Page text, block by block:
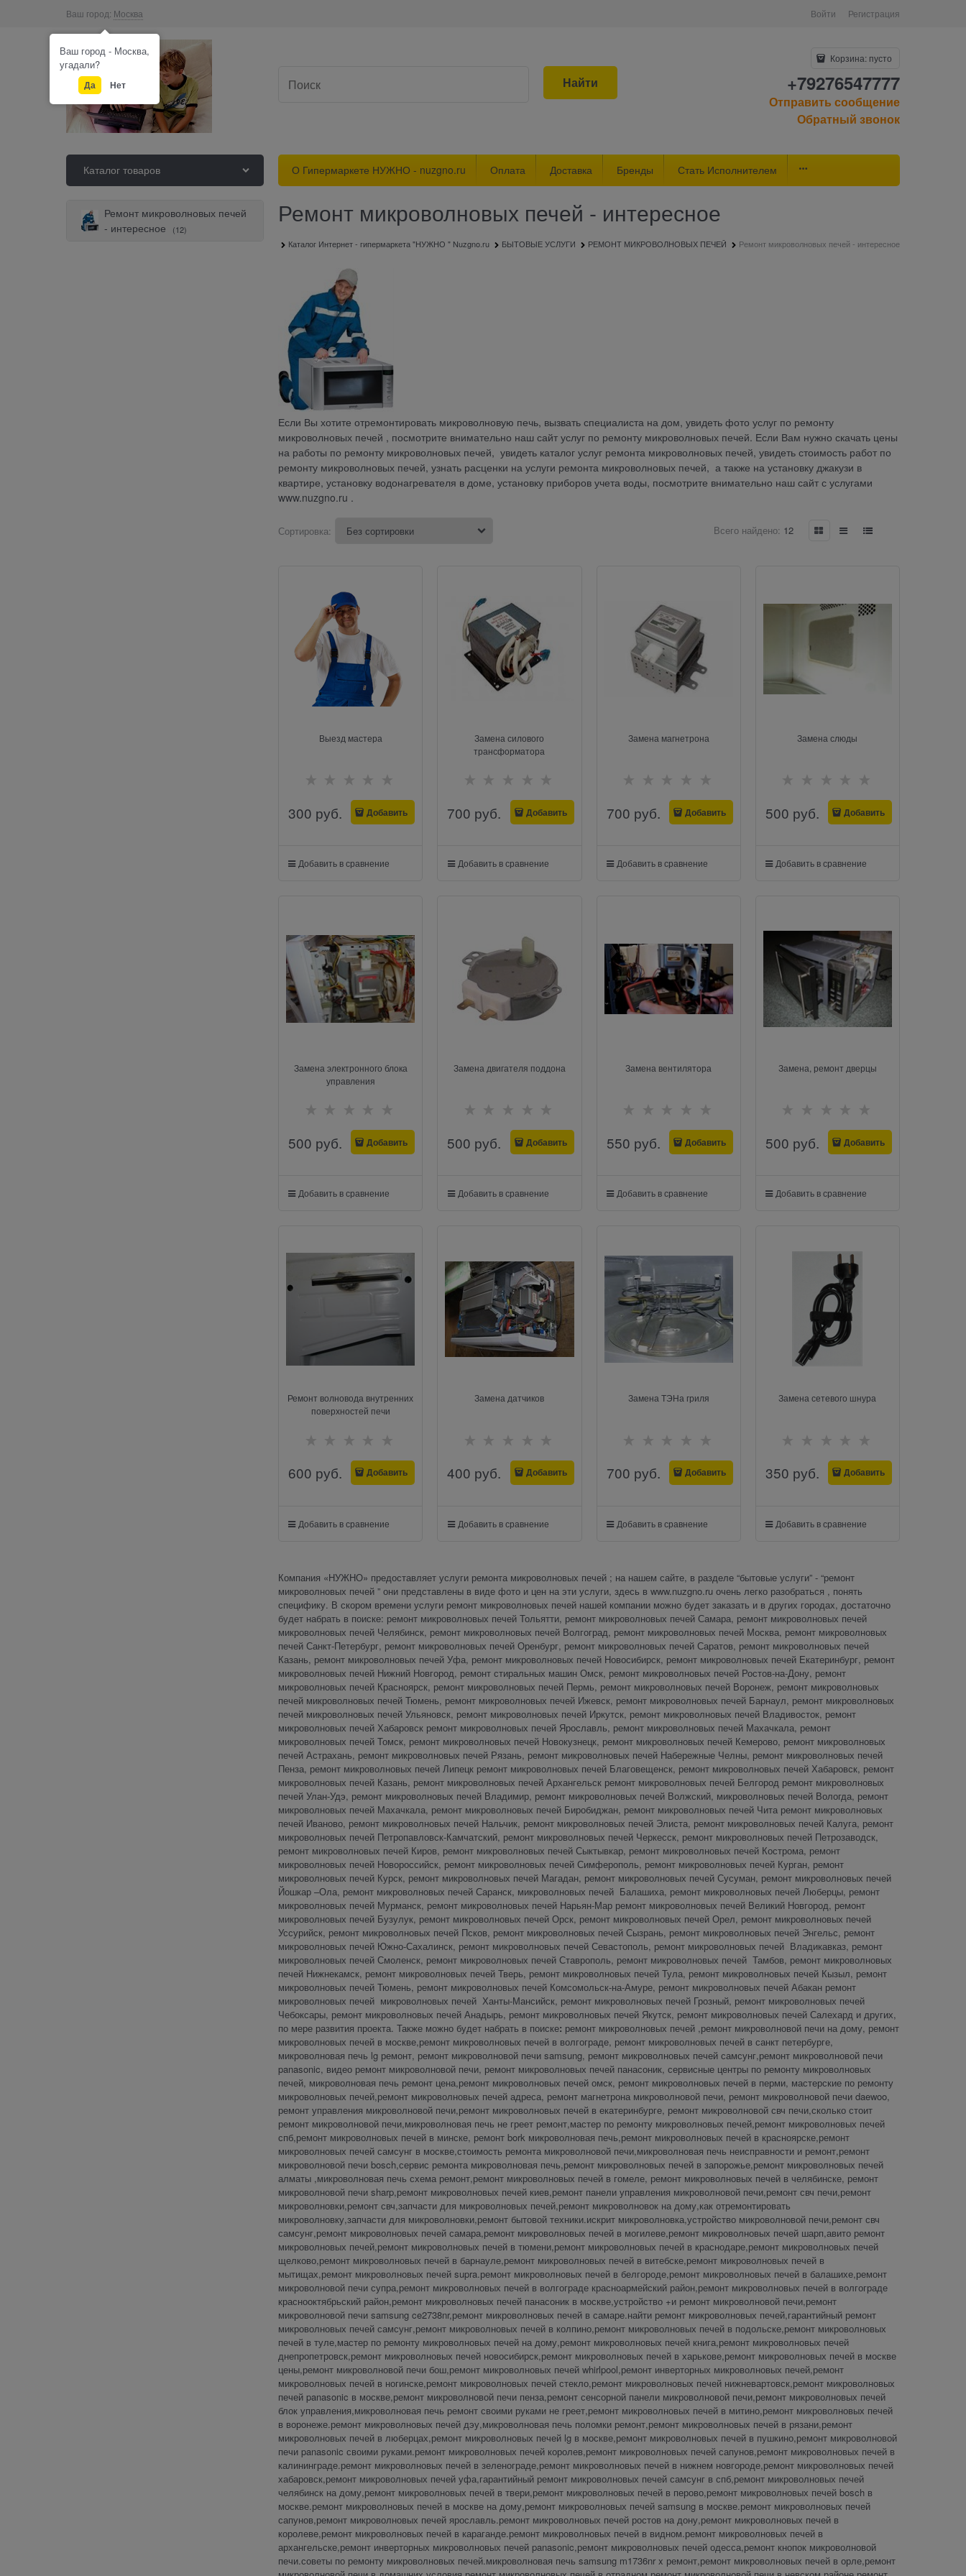
Ваш город: Москва Войти Регистрация
Найти
Корзина: пусто
+79276547777
Отправить сообщение
Обратный звонок
Каталог товаров О Гипермаркете НУЖНО - nuzgno.ru Оплата Доставка Бренды Стать Исполнителем
Ремонт микроволновых печей
- интересное
(12)
Ремонт микроволновых печей - интересное
Каталог Интернет - гипермаркета "НУЖНО " Nuzgno.ru БЫТОВЫЕ УСЛУГИ РЕМОНТ МИКРОВОЛНОВЫХ ПЕЧЕЙ Ремонт микроволновых печей - интересное
Если Вы хотите отремонтировать микроволновую печь, вызвать специалиста на дом, увидеть фото услуг по ремонту
микроволновых печей , посмотрите внимательно наш сайт услуг по ремонту микроволновых печей. Если Вам нужно скачать цены
на работы по ремонту микроволновых печей, увидеть каталог услуг ремонта микроволновых печей, увидеть стоимость работ по
ремонту микроволновых печей, узнать расценки на услуги ремонта микроволновых печей, а также на установку джакузи в
квартире, установку водонагревателя в доме, установку приборов учета воды, посмотрите внимательно наш сайт с услугами
www.nuzgno.ru .
Сортировка: Всего найдено: 12
Выезд мастера
300 руб. Добавить
Добавить в сравнение
Замена силового
трансформатора
700 руб. Добавить
Добавить в сравнение
Замена магнетрона
700 руб. Добавить
Добавить в сравнение
Замена слюды
500 руб. Добавить
Добавить в сравнение
Замена электронного блока
управления
500 руб. Добавить
Добавить в сравнение
Замена двигателя поддона
500 руб. Добавить
Добавить в сравнение
Замена вентилятора
550 руб. Добавить
Добавить в сравнение
Замена, ремонт дверцы
500 руб. Добавить
Добавить в сравнение
Ремонт волновода внутренних
поверхностей печи
600 руб. Добавить
Добавить в сравнение
Замена датчиков
400 руб. Добавить
Добавить в сравнение
Замена ТЭНа гриля
700 руб. Добавить
Добавить в сравнение
Замена сетевого шнура
350 руб. Добавить
Добавить в сравнение
Компания «НУЖНО» предоставляет услуги ремонта микроволновых печей ; на нашем сайте, в разделе “бытовые услуги” - “ремонт
микроволновых печей ” они представлены в виде фото и цен на эти услуги, здесь в www.nuzgno.ru очень легко разобраться , понять
специфику. В скором времени услуги ремонт микроволновых печей нашей компании можно будет заказать и в других городах, достаточно
будет набрать в поиске: ремонт микроволновых печей Тольятти, ремонт микроволновых печей Самара, ремонт микроволновых печей
микроволновых печей Челябинск, ремонт микроволновых печей Волгоград, ремонт микроволновых печей Москва, ремонт микроволновых
печей Санкт-Петербург, ремонт микроволновых печей Оренбург, ремонт микроволновых печей Саратов, ремонт микроволновых печей
Казань, ремонт микроволновых печей Уфа, ремонт микроволновых печей Новосибирск, ремонт микроволновых печей Екатеринбург, ремонт
микроволновых печей Нижний Новгород, ремонт стиральных машин Омск, ремонт микроволновых печей Ростов-на-Дону, ремонт
микроволновых печей Красноярск, ремонт микроволновых печей Пермь, ремонт микроволновых печей Воронеж, ремонт микроволновых
печей микроволновых печей Тюмень, ремонт микроволновых печей Ижевск, ремонт микроволновых печей Барнаул, ремонт микроволновых
печей микроволновых печей Ульяновск, ремонт микроволновых печей Иркутск, ремонт микроволновых печей Владивосток, ремонт
микроволновых печей Хабаровск ремонт микроволновых печей Ярославль, ремонт микроволновых печей Махачкала, ремонт
микроволновых печей Томск, ремонт микроволновых печей Новокузнецк, ремонт микроволновых печей Кемерово, ремонт микроволновых
печей Астрахань, ремонт микроволновых печей Рязань, ремонт микроволновых печей Набережные Челны, ремонт микроволновых печей
Пенза, ремонт микроволновых печей Липецк ремонт микроволновых печей Благовещенск, ремонт микроволновых печей Хабаровск, ремонт
микроволновых печей Казань, ремонт микроволновых печей Архангельск ремонт микроволновых печей Белгород ремонт микроволновых
печей Улан-Удэ, ремонт микроволновых печей Владимир, ремонт микроволновых печей Волжский, микроволновых печей Вологда, ремонт
микроволновых печей Махачкала, ремонт микроволновых печей Биробиджан, ремонт микроволновых печей Чита ремонт микроволновых
печей Иваново, ремонт микроволновых печей Нальчик, ремонт микроволновых печей Элиста, ремонт микроволновых печей Калуга, ремонт
микроволновых печей Петропавловск-Камчатский, ремонт микроволновых печей Черкесск, ремонт микроволновых печей Петрозаводск,
ремонт микроволновых печей Киров, ремонт микроволновых печей Сыктывкар, ремонт микроволновых печей Кострома, ремонт
микроволновых печей Новороссийск, ремонт микроволновых печей Симферополь, ремонт микроволновых печей Курган, ремонт
микроволновых печей Курск, ремонт микроволновых печей Магадан, ремонт микроволновых печей Сусуман, ремонт микроволновых печей
Йошкар –Ола, ремонт микроволновых печей Саранск, микроволновых печей Балашиха, ремонт микроволновых печей Люберцы, ремонт
микроволновых печей Мурманск, ремонт микроволновых печей Нарьян-Мар ремонт микроволновых печей Великий Новгород, ремонт
микроволновых печей Бузулук, ремонт микроволновых печей Орск, ремонт микроволновых печей Орел, ремонт микроволновых печей
Уссурийск, ремонт микроволновых печей Псков, ремонт микроволновых печей Сызрань, ремонт микроволновых печей Энгельс, ремонт
микроволновых печей Южно-Сахалинск, ремонт микроволновых печей Севастополь, ремонт микроволновых печей Владикавказ, ремонт
микроволновых печей Смоленск, ремонт микроволновых печей Ставрополь, ремонт микроволновых печей Тамбов, ремонт микроволновых
печей Нижнекамск, ремонт микроволновых печей Тверь, ремонт микроволновых печей Тула, ремонт микроволновых печей Кызыл, ремонт
микроволновых печей Тюмень, ремонт микроволновых печей Комсомольск-на-Амуре, ремонт микроволновых печей Абакан ремонт
микроволновых печей микроволновых печей Ханты-Мансийск, ремонт микроволновых печей Грозный, ремонт микроволновых печей
Чебоксары, ремонт микроволновых печей Анадырь, ремонт микроволновых печей Якутск, ремонт микроволновых печей Салехард и других,
по мере развития проекта. Также можно будет набрать в поиске: ремонт микроволновых печей ,ремонт микроволновой печи на дому, ремонт
микроволновых печей в москве,ремонт микроволновых печей в волгограде, ремонт микроволновых печей в санкт петербурге,
микроволновая печь lg ремонт, ремонт микроволновой печи samsung, ремонт микроволновых печей самсунг,ремонт микроволновой печи
panasonic, видео ремонт микроволновой печи, ремонт микроволновых печей панасоник, сервисные центры по ремонту микроволновых
печей, микроволновая печь ремонт цена,ремонт микроволновых печей омск, ремонт микроволновых печей в перми, мастерские по ремонту
микроволновых печей,ремонт микроволновых печей адреса, ремонт магнетрона микроволновой печи, ремонт микроволновой печи daewoo,
ремонт управления микроволновой печи,ремонт микроволновых печей в екатеринбурге, ремонт микроволновой свч печи,сколько стоит
ремонт микроволновой печи,микроволновая печь не греет ремонт,мастер по ремонту микроволновых печей,ремонт микроволновых печей
спб,ремонт микроволновых печей в минске, ремонт bork микроволновая печь,ремонт микроволновых печей в красноярске,ремонт
микроволновых печей самсунг в москве,стоимость ремонта микроволновой печи,микроволновая печь неисправности и ремонт,ремонт
микроволновой печи bosch,сервис ремонта микроволновая печь,ремонт микроволновых печей в запорожье,ремонт микроволновых печей
алматы ,микроволновая печь схема ремонт,ремонт микроволновых печей в гомеле, ремонт микроволновых печей в челябинске, ремонт
микроволновой печи sharp,ремонт микроволновых печей киев,ремонт панели управления микроволновой печи,ремонт свч печи,ремонт
микроволновки,ремонт свч,запчасти для микроволновых печей,ремонт микроволновок на дому,как отремонтировать
микроволновку,запчасти для микроволновки,ремонт бытовой техники.искрит микроволновка,устройство микроволновой печи,ремонт свч
самсунг,ремонт микроволновых печей самара,ремонт микроволновых печей в могилеве,ремонт микроволновых печей шарп,авито ремонт
микроволновых печей,ремонт микроволновых печей в тюмени,ремонт микроволновых печей в краснодаре,ремонт микроволновых печей
щелково,ремонт микроволновых печей в барнауле,ремонт микроволновых печей в витебске,ремонт микроволновых печей в
мытищах,ремонт микроволновых печей supra.ремонт микроволновых печей в белгороде,ремонт микроволновых печей в балашихе,ремонт
микроволновой печи супра,ремонт микроволновых печей в волгограде красноармейский район,ремонт микроволновых печей в волгограде
краснооктябрьский район,ремонт микроволновых печей панасоник в москве,устройство +и ремонт микроволновой печи,ремонт
микроволновой печи samsung ce2738nr,ремонт микроволновых печей в самаре.найти ремонт микроволновых печей,гарантийный ремонт
микроволновых печей самсунг,ремонт микроволновых печей в колпино,ремонт микроволновых печей в подольске,ремонт микроволновых
печей в туле,мастер по ремонту микроволновых печей на дому,ремонт микроволновых печей книга,ремонт микроволновых печей
днепропетровск,ремонт микроволновых печей новосибирск,ремонт микроволновых печей в харькове,ремонт микроволновых печей в москве
цены,ремонт микроволновой печи бош,ремонт микроволновых печей whirlpool,ремонт инверторных микроволновых печей,ремонт
микроволновых печей в ногинске,ремонт микроволновых печей стекло,ремонт микроволновых печей нижневартовск,ремонт микроволновых
печей panasonic в москве,ремонт микроволновой печи пенза,ремонт сенсорной панели микроволновой печи,ремонт микроволновых печей
блок управления,микроволновая печь ремонт своими руками не греет,ремонт микроволновых печей в митино,ремонт микроволновых печей
в воронеже.ремонт микроволновых печей дэу,микроволновая печь поломки ремонт,ремонт микроволновых печей в рязани,ремонт
микроволновых печей в люберцах,ремонт микроволновых печей lg в москве,ремонт микроволновых печей в пушкино,ремонт микроволновой
печи panasonic своими руками.ремонт микроволновых печей королев,ремонт микроволновых печей сапунов,ремонт микроволновых печей в
калининграде.ремонт микроволновых печей в зеленограде,ремонт микроволновых печей в нижнем новгороде,ремонт микроволновых печей
хабаровск,ремонт микроволновых печей уфа,гарантийный ремонт микроволновых печей самсунг в спб,ремонт микроволновых печей
челябинск на дому,ремонт микроволновых печей в твери,ремонт микроволновых печей в перово,ремонт микроволновых печей bosch в
москве.ремонт микроволновых печей в москве на дому,ремонт микроволновых печей samsung в москве.ремонт микроволновых печей
сапунов,ремонт микроволновых печей ярославль.ремонт микроволновых печей ростов на дону,ремонт микроволновых печей в
королеве,ремонт микроволновых печей в караганде.ремонт микроволновых печей в видном.ремонт микроволновых печей в
архангельске,ремонт инверторных микроволновых печей panasonic,ремонт микроволновых печей одесса,ремонт кнопок микроволновой
печи.советы по ремонту микроволновых печей.микроволновая печь samsung m1736nr x ремонт,ремонт микроволновых печей в орле,ремонт
Ваш город - Москва,
угадали?
Да Нет